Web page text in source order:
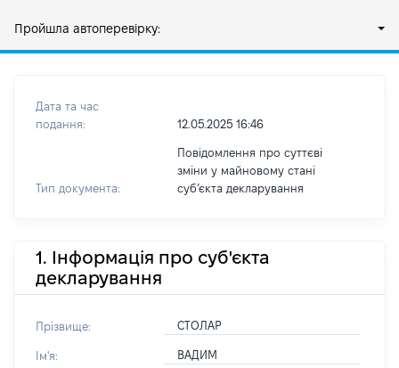
Пройшла автоперевірку:
Дата та час
подання:
12.05.2025 16:46
Тип документа:
Повідомлення про суттєві
зміни у майновому стані
субʼєкта декларування
1. Інформація про суб'єкта
декларування
Прізвище: СТОЛАР
Ім'я: ВАДИМ